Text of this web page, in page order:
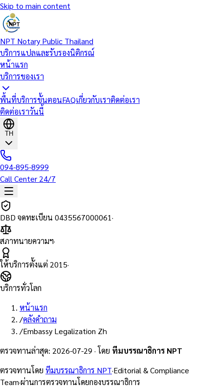
Skip to main content
NPT Notary Public Thailand
บริการแปลและรับรองนิติกรณ์
หน้าแรก
บริการของเรา
พื้นที่บริการขั้นตอนFAQเกี่ยวกับเราติดต่อเรา
ติดต่อเราวันนี้
TH
094-895-8999
Call Center 24/7
DBD จดทะเบียน 0435567000061·
สภาทนายความฯ·
ให้บริการตั้งแต่ 2015·
บริการทั่วโลก
หน้าแรก
/คลังคำถาม
/Embassy Legalization Zh
ตรวจทานล่าสุด: 2026-07-29 · โดย ทีมบรรณาธิการ NPT
ตรวจทานโดย ทีมบรรณาธิการ NPT·Editorial & Compliance
Team·ผ่านการตรวจทานโดยกองบรรณาธิการ